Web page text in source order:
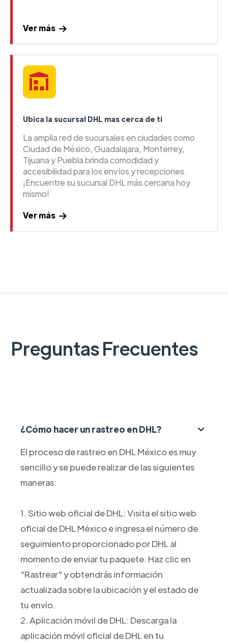
Ver más
Ubica la sucursal DHL mas cerca de ti
La amplia red de sucursales en ciudades como
Ciudad de México, Guadalajara, Monterrey,
Tijuana y Puebla brinda comodidad y
accesibilidad para los envíos y recepciones.
¡Encuentre su sucursal DHL más cercana hoy
mismo!
Ver más
Preguntas Frecuentes
¿Cómo hacer un rastreo en DHL?
El proceso de rastreo en DHL México es muy
sencillo y se puede realizar de las siguientes
maneras:
1. Sitio web oficial de DHL: Visita el sitio web
oficial de DHL México e ingresa el número de
seguimiento proporcionado por DHL al
momento de enviar tu paquete. Haz clic en
"Rastrear" y obtendrás información
actualizada sobre la ubicación y el estado de
tu envío.
2. Aplicación móvil de DHL: Descarga la
aplicación móvil oficial de DHL en tu